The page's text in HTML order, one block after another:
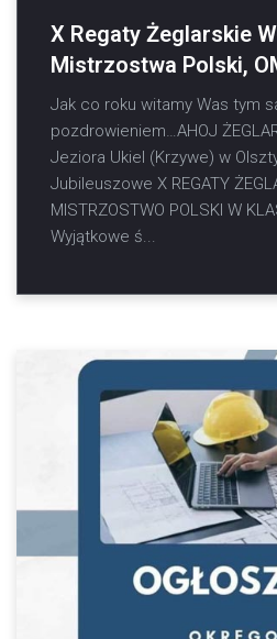
X Regaty Żeglarskie
Mistrzostwa Polski,
Jak co roku witamy Was tym
pozdrowieniem…AHOJ
Jeziora Ukiel (Krzywe) w
Jubileuszowe X REGATY
MISTRZOSTWO POLSKI W
Wyjątkowe ś...